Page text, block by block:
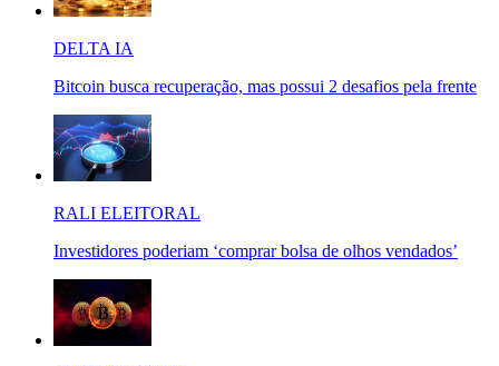
DELTA IA
Bitcoin busca recuperação, mas possui 2 desafios pela frente
RALI ELEITORAL
Investidores poderiam ‘comprar bolsa de olhos vendados’